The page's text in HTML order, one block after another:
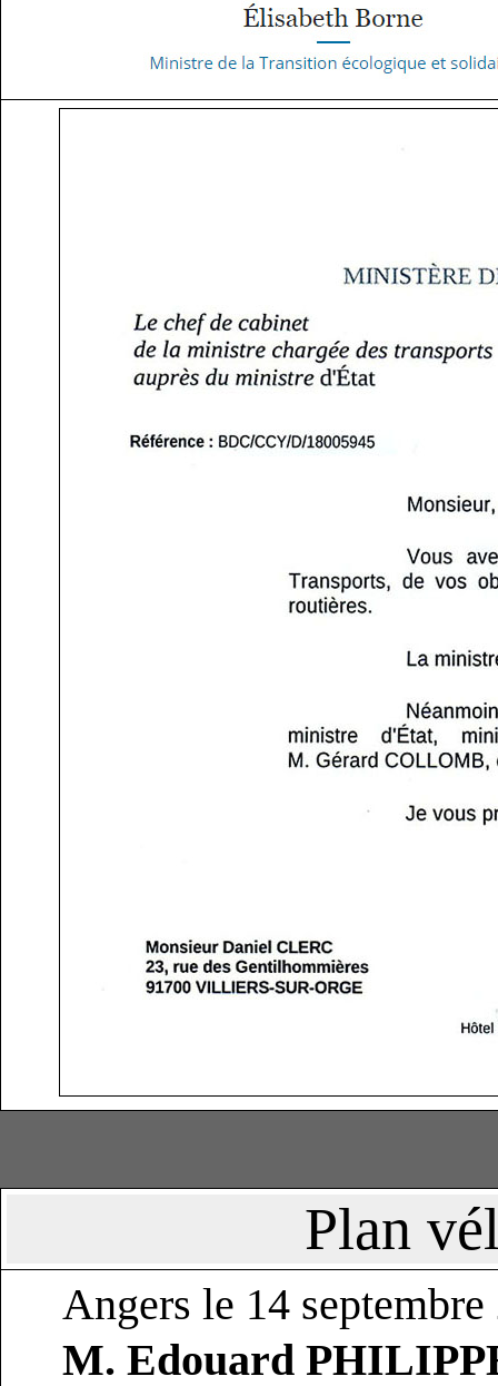
Plan
Angers le 14 septembre
M. Edouard